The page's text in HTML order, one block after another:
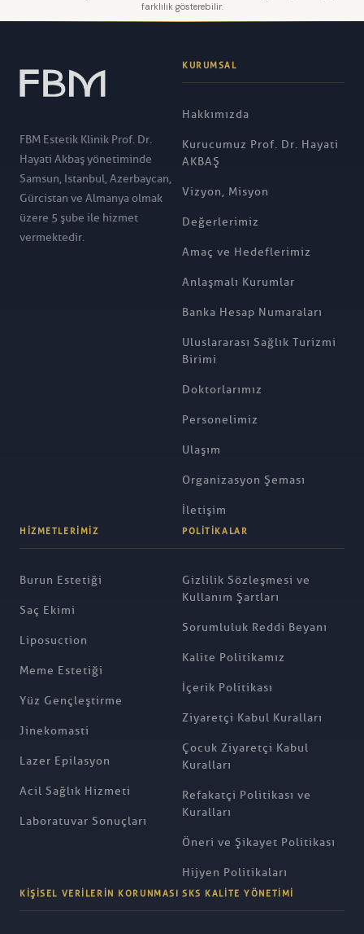
farklılık gösterebilir.
FBM Estetik Klinik Prof. Dr.
Hayati Akbaş yönetiminde
Samsun, Istanbul, Azerbaycan,
Gürcistan ve Almanya olmak
üzere 5 şube ile hizmet
vermektedir.
KURUMSAL
Hakkımızda
Kurucumuz Prof. Dr. Hayati
AKBAŞ
Vizyon, Misyon
Değerlerimiz
Amaç ve Hedeflerimiz
Anlaşmalı Kurumlar
Banka Hesap Numaraları
Uluslararası Sağlık Turizmi
Birimi
Doktorlarımız
Personelimiz
Ulaşım
Organizasyon Şeması
İletişim
HIZMETLERIMIZ
Burun Estetiği
Saç Ekimi
Liposuction
Meme Estetiği
Yüz Gençleştirme
Jinekomasti
Lazer Epilasyon
Acil Sağlık Hizmeti
Laboratuvar Sonuçları
POLITIKALAR
Gizlilik Sözleşmesi ve
Kullanım Şartları
Sorumluluk Reddi Beyanı
Kalite Politikamız
İçerik Politikası
Ziyaretçi Kabul Kuralları
Çocuk Ziyaretçi Kabul
Kuralları
Refakatçi Politikası ve
Kuralları
Öneri ve Şikayet Politikası
Hijyen Politikaları
KIŞISEL VERILERIN KORUNMASI SKS KALITE YÖNETIMI